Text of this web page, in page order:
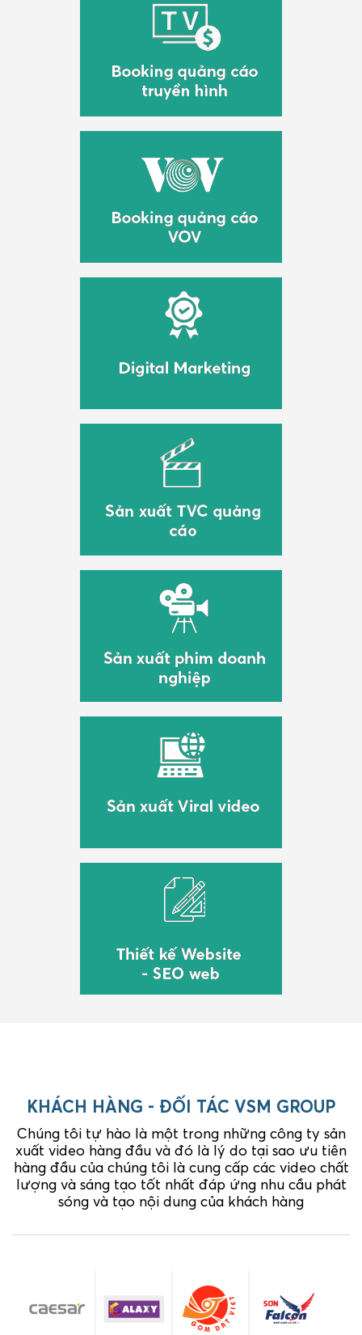
KHÁCH HÀNG - ĐỐI TÁC VSM GROUP
Chúng tôi tự hào là một trong những công ty sản
xuất video hàng đầu và đó là lý do tại sao ưu tiên
hàng đầu của chúng tôi là cung cấp các video chất
lượng và sáng tạo tốt nhất đáp ứng nhu cầu phát
sóng và tạo nội dung của khách hàng